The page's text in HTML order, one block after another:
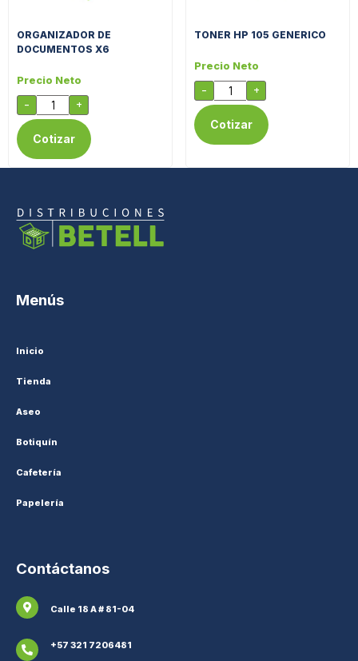
ORGANIZADOR DE
DOCUMENTOS X6
Precio Neto
- +
Cotizar
TONER HP 105 GENERICO
Precio Neto
- +
Cotizar
Menús
Inicio
Tienda
Aseo
Botiquín
Cafetería
Papelería
Contáctanos
Calle 18 A # 81-04
+57 321 7206481